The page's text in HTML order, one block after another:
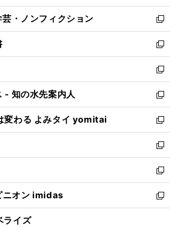
開
く
ウ
で
開
く
ン
ド
ウ
で
開
く
ウ
ィ
ン
ド
ウ
で
開
く
・ノンフィクション
新
し
い
ウ
ィ
ン
ド
ウ
で
開
く
新
し
い
ウ
ィ
ン
ド
ウ
で
開
く
新
し
い
ウ
ィ
ン
ド
ウ
で
開
く
- 知の水先案内人
新
し
い
ウ
ィ
ン
ド
ウ
で
開
変わる よみタイ yomitai
新
し
い
ウ
ィ
ン
ド
ウ
新
し
い
ウ
ィ
ン
新
し
い
ウ
ニオン imidas
新
し
ライズ